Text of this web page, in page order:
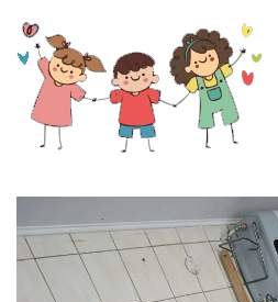
Skip to main content